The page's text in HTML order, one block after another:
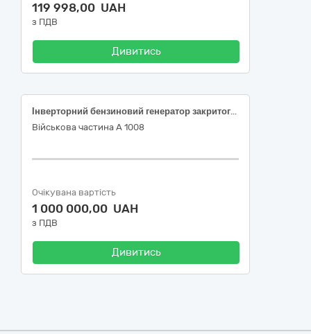
119 998,00 UAH
з ПДВ
Дивитись
Інверторний бензиновий генератор закритого типу 2,5-3,0 кВт – 30 шт; Інверторний бензиновий генератор закритого типу 3,2-3,5 кВт – 10 шт;
Військова частина А 1008
Очікувана вартість
1 000 000,00 UAH
з ПДВ
Дивитись